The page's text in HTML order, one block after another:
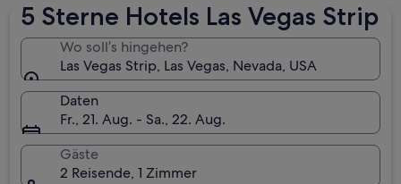
5 Sterne Hotels Las Vegas Strip
Wo soll’s hingehen?
Las Vegas Strip, Las Vegas, Nevada, USA
Daten
Fr., 21. Aug. - Sa., 22. Aug.
Gäste
2 Reisende, 1 Zimmer